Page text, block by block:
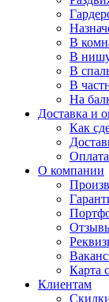
В
В
В
В
На
Доставка и
Как
О компании
Карта
Клиентам